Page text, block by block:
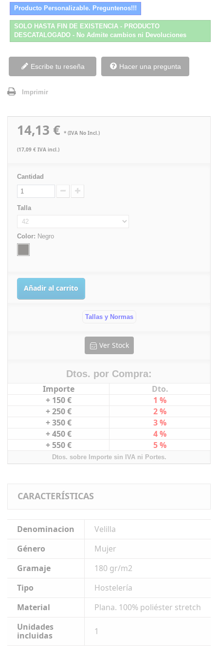
Producto Personalizable. Preguntenos!!!
SOLO HASTA FIN DE EXISTENCIA - PRODUCTO
DESCATALOGADO - No Admite cambios ni Devoluciones
Escribe tu reseña Hacer una pregunta
Imprimir
14,13 € * (IVA No Incl.)
(17,09 € IVA incl.)
Cantidad
Talla
Color: Negro
Añadir al carrito
Tallas y Normas
Ver Stock
Dtos. por Compra:
Importe
Dto.
+ 150 €
1 %
+ 250 €
2 %
+ 350 €
3 %
+ 450 €
4 %
+ 550 €
5 %
Dtos. sobre Importe sin IVA ni Portes.
CARACTERÍSTICAS
Denominacion
Velilla
Género
Mujer
Gramaje
180 gr/m2
Tipo
Hostelería
Material
Plana. 100% poliéster stretch
Unidades
incluidas
1